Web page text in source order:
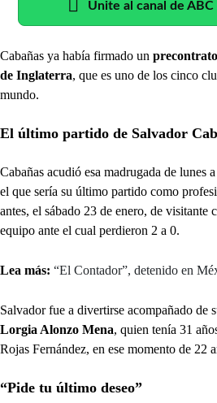
Unite al canal de
Cabañas ya había firmado un
de Inglaterra, que es uno de los cinco
mundo.
El último partido de Salvador
Cabañas acudió esa madrugada de lunes
el que sería su último partido como
antes, el sábado 23 de enero, de visitante
equipo ante el cual perdieron 2 a 0.
Lea más: “El Contador”, detenido en
Salvador fue a divertirse acompañado de
Lorgia Alonzo Mena, quien tenía 31
Rojas Fernández, en ese momento de 22
“Pide tu último deseo”